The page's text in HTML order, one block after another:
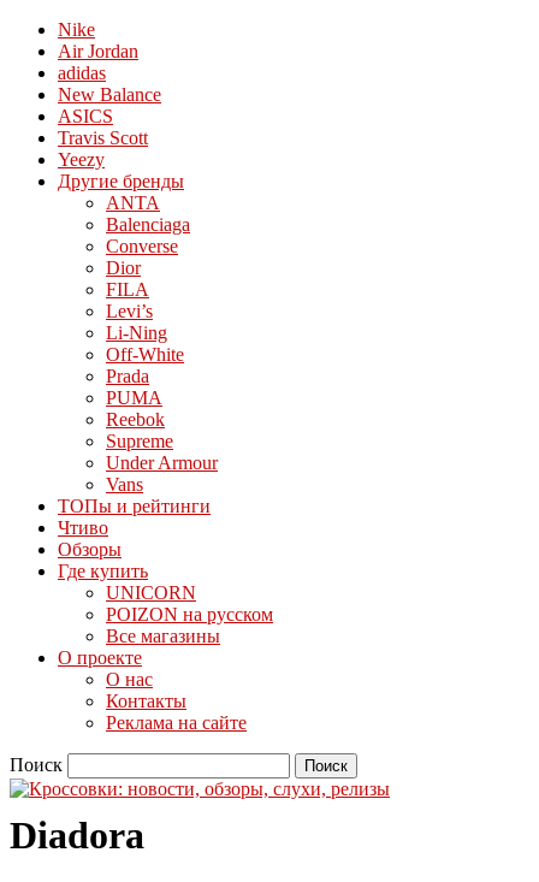
Nike
Air Jordan
adidas
New Balance
ASICS
Travis Scott
Yeezy
Другие бренды
ANTA
Balenciaga
Converse
Dior
FILA
Levi’s
Li-Ning
Off-White
Prada
PUMA
Reebok
Supreme
Under Armour
Vans
ТОПы и рейтинги
Чтиво
Обзоры
Где купить
UNICORN
POIZON на русском
Все магазины
О проекте
О нас
Контакты
Реклама на сайте
Поиск
Diadora